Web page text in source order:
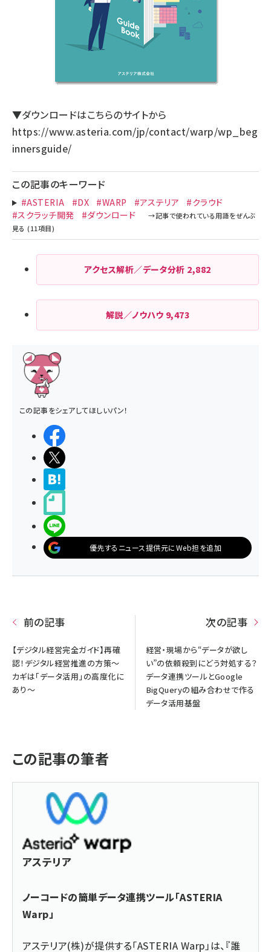
▼ダウンロードはこちらのサイトから
https://www.asteria.com/jp/contact/warp/wp_beg
innersguide/
この記事のキーワード
#ASTERIA #DX #WARP #アステリア
#クラウド
#スクラッチ開発
#ダウンロード
アクセス解析／データ分析 2,882
解説／ノウハウ 9,473
この記事をシェアしてほしいパン！
優先するニュース提供元にWeb担を追加
前の記事
【デジタル経営完全ガイド】再確
認！デジタル経営推進の方策～
カギは「データ活用」の高度化に
あり～
次の記事
経営・現場から“データが欲し
い”の依頼殺到にどう対処する？
データ連携ツールとGoogle
BigQueryの組み合わせで作る
データ活用基盤
この記事の筆者
アステリア
ノーコードの簡単データ連携ツール「ASTERIA
Warp」
アステリア(株)が提供する「ASTERIA Warp」は、『誰